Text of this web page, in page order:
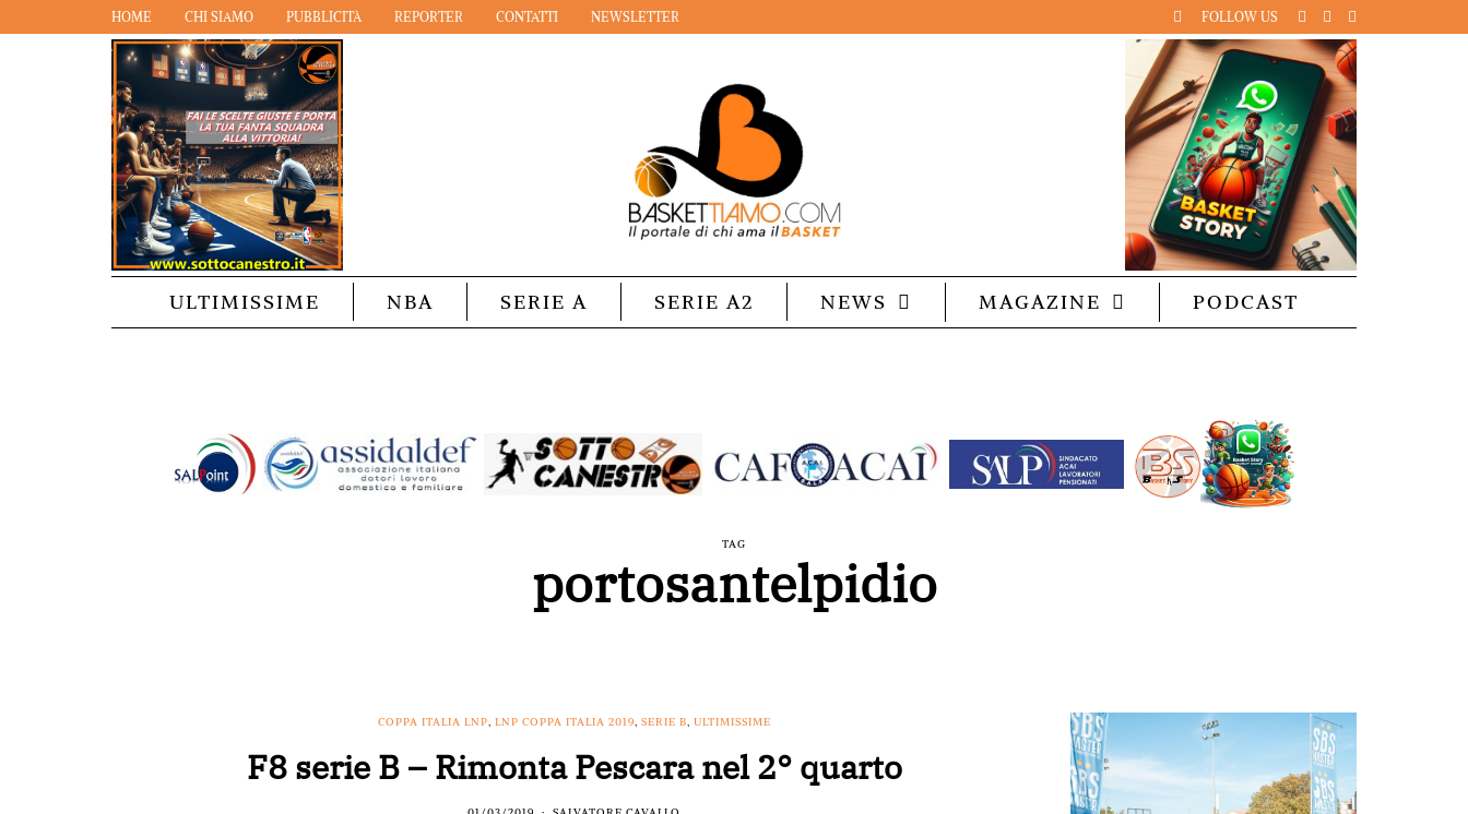
HOME CHI SIAMO PUBBLICITÀ REPORTER CONTATTI NEWSLETTER FOLLOW US
ULTIMISSIME NBA SERIE A SERIE A2 NEWS MAGAZINE PODCAST
TAG
portosantelpidio
COPPA ITALIA LNP, LNP COPPA ITALIA 2019, SERIE B, ULTIMISSIME
F8 serie B – Rimonta Pescara nel 2° quarto